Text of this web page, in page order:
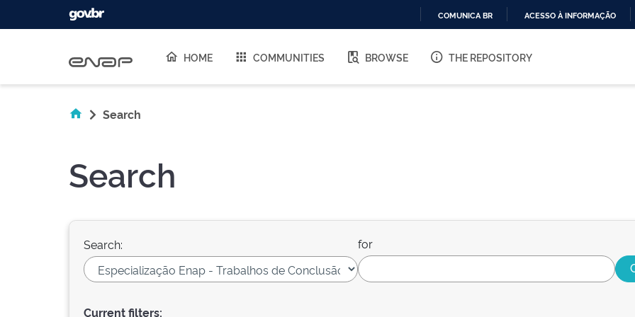
O
COMUNICA BR ACESSO À INFORMAÇÃO
HOME COMMUNITIES BROWSE THE REPOSITORY
Search
Search
Search: for
Current filters: